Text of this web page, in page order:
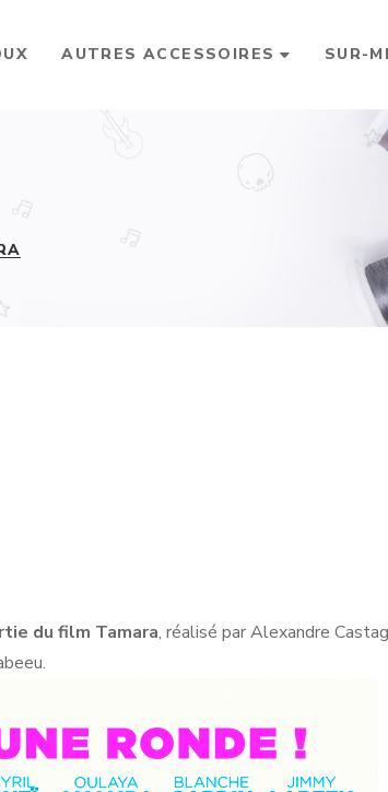
AUTRES ACCESSOIRES SUR-
du film Tamara, réalisé par Alexandre